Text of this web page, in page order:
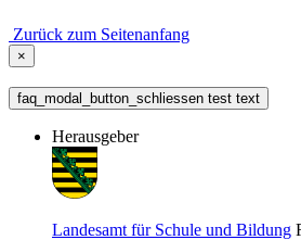
Zurück zum Seitenanfang
×
faq_modal_button_schliessen test text
Herausgeber
Landesamt für Schule und Bildung